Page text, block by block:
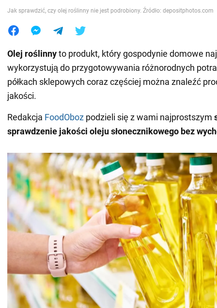
Jedzenie
Jak sprawdzić, czy olej roślinny nie jest podrobiony. Źródło: depositphotos.com
Olej roślinnyto produkt, który gospodynie domowe
wykorzystują do przygotowywania różnorodnych
półkach sklepowych coraz częściej można znaleźć
jakości.
Redakcja FoodOboz podzieli się z wami najprostszym
sprawdzenie jakości oleju słonecznikowego bez